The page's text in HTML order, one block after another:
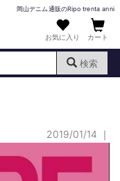
岡山デニム通販のRipo trenta anni
お気に入り カート
検索
2019/01/14 ｜